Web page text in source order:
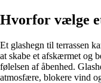
Hvorfor vælge
Et glashegn til terrassen
at skabe et afskærmet og
følelsen af åbenhed.
atmosfære, blokere vind